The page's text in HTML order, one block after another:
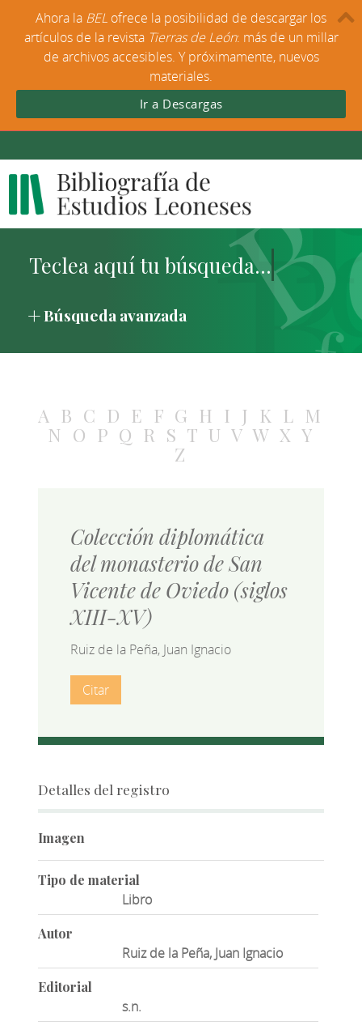
Búsqueda avanzada
A B C D E F G H I J K L M
N O P Q R S T U V W X Y
Z
Colección diplomática
del monasterio de San
Vicente de Oviedo (siglos
XIII-XV)
Ruiz de la Peña, Juan Ignacio
Citar
Detalles del registro
Imagen
Tipo de material
Libro
Autor
Ruiz de la Peña, Juan Ignacio
Editorial
s.n.
Ahora la BEL ofrece la posibilidad de descargar los
artículos de la revista Tierras de León: más de un millar
de archivos accesibles. Y próximamente, nuevos
materiales.
Ir a Descargas